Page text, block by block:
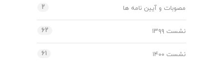
مصوبات و آیین نامه ها ۲
نشست ۱۳۹۹ ۶۲
نشست ۱۴۰۰ ۶۱